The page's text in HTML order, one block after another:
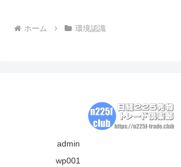
ホーム 環境認識
admin
wp001